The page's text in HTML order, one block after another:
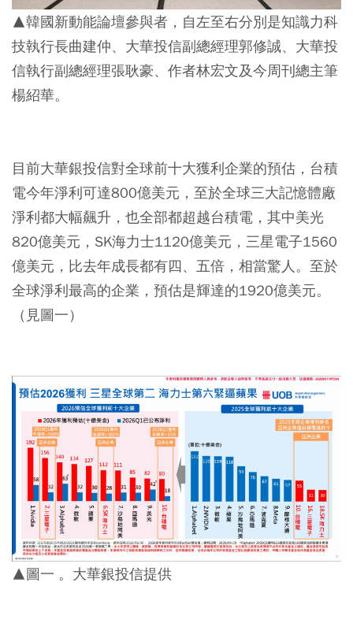
▲韓國新動能論壇參與者，自左至右分別是知識力科
技執行長曲建仲、大華投信副總經理郭修誠、大華投
信執行副總經理張耿豪、作者林宏文及今周刊總主筆
楊紹華。
目前大華銀投信對全球前十大獲利企業的預估，台積
電今年淨利可達800億美元，至於全球三大記憶體廠
淨利都大幅飆升，也全部都超越台積電，其中美光
820億美元，SK海力士1120億美元，三星電子1560
億美元，比去年成長都有四、五倍，相當驚人。至於
全球淨利最高的企業，預估是輝達的1920億美元。
（見圖一）
▲圖一 。大華銀投信提供